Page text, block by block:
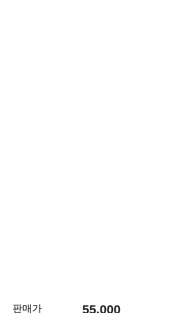
판매가 55,000